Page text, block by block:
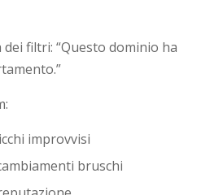
filtri: “Questo dominio ha
improvvisi
bruschi